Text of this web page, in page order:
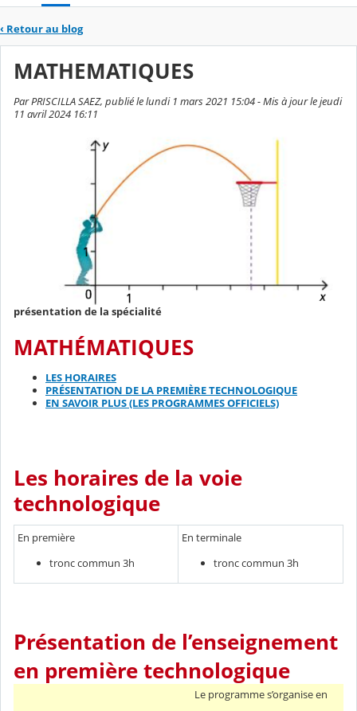
‹ Retour au blog
MATHEMATIQUES
Par PRISCILLA SAEZ, publié le lundi 1 mars 2021 15:04 - Mis à jour le jeudi
11 avril 2024 16:11
présentation de la spécialité
MATHÉMATIQUES
LES HORAIRES
PRÉSENTATION DE LA PREMIÈRE TECHNOLOGIQUE
EN SAVOIR PLUS (LES PROGRAMMES OFFICIELS)
Les horaires de la voie
technologique
En première
tronc commun 3h
En terminale
tronc commun 3h
Présentation de l’enseignement
en première technologique
Le programme s’organise en